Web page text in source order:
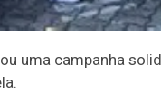
uma campanha